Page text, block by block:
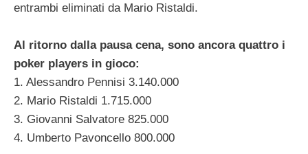
entrambi eliminati da Mario Ristaldi.
Al ritorno dalla pausa cena, sono ancora quattro i
poker players in gioco:
1. Alessandro Pennisi 3.140.000
2. Mario Ristaldi 1.715.000
3. Giovanni Salvatore 825.000
4. Umberto Pavoncello 800.000